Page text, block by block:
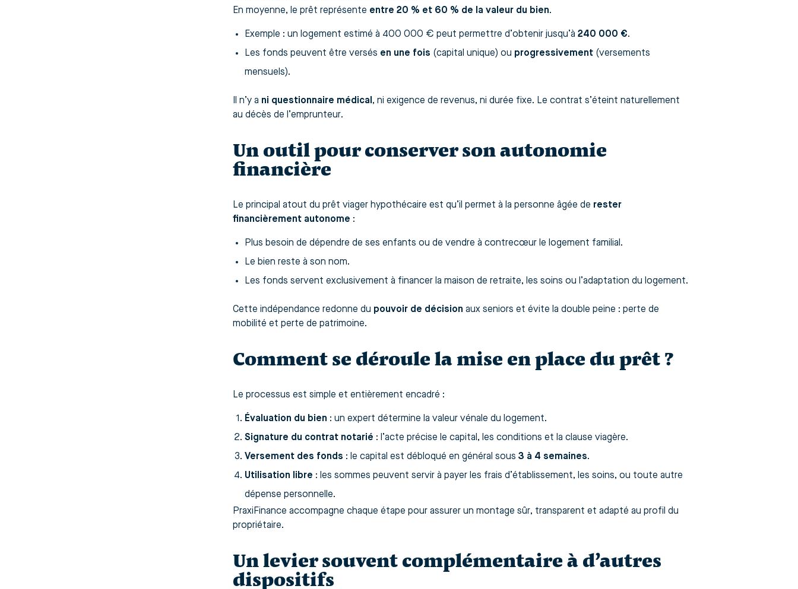
En moyenne, le prêt représente entre 20 % et 60 % de la valeur du bien.
Exemple : un logement estimé à 400 000 € peut permettre d’obtenir jusqu’à 240 000 €.
Les fonds peuvent être versés en une fois (capital unique) ou progressivement (versements
mensuels).
Il n’y a ni questionnaire médical , ni exigence de revenus, ni durée fixe. Le contrat s’éteint naturellement
au décès de l’emprunteur.
Un outil pour conserver son autonomie
financière
Le principal atout du prêt viager hypothécaire est qu’il permet à la personne âgée de rester
financièrement autonome :
Plus besoin de dépendre de ses enfants ou de vendre à contrecœur le logement familial.
Le bien reste à son nom.
Les fonds servent exclusivement à financer la maison de retraite, les soins ou l’adaptation du logement.
Cette indépendance redonne du pouvoir de décision aux seniors et évite la double peine : perte de
mobilité et perte de patrimoine.
Comment se déroule la mise en place du prêt ?
Le processus est simple et entièrement encadré :
Évaluation du bien : un expert détermine la valeur vénale du logement.
Signature du contrat notarié : l’acte précise le capital, les conditions et la clause viagère.
Versement des fonds : le capital est débloqué en général sous 3 à 4 semaines.
Utilisation libre : les sommes peuvent servir à payer les frais d’établissement, les soins, ou toute autre
dépense personnelle.
PraxiFinance accompagne chaque étape pour assurer un montage sûr, transparent et adapté au profil du
propriétaire.
Un levier souvent complémentaire à d’autres
dispositifs